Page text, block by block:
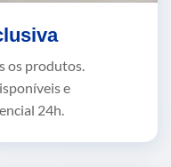
os produtos.
e
24h.